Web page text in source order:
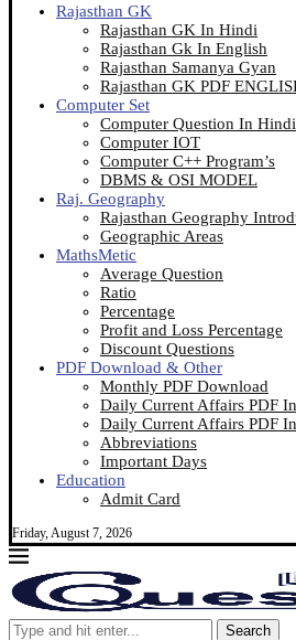
Rajasthan GK
Rajasthan GK In Hindi
Rajasthan Gk In English
Rajasthan Samanya Gyan
Rajasthan GK PDF
Computer Set
Computer Question In Hindi
Computer IOT
Computer C++ Program’s
DBMS & OSI MODEL
Raj. Geography
Rajasthan Geography
Geographic Areas
MathsMetic
Average Question
Ratio
Percentage
Profit and Loss Percentage
Discount Questions
PDF Download & Other
Monthly PDF Download
Daily Current Affairs PDF
Daily Current Affairs PDF
Abbreviations
Important Days
Education
Admit Card
Friday, August 7, 2026
Search